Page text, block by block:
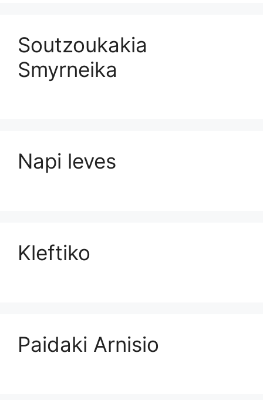
Soutzoukakia
Smyrneika
Napi leves
Kleftiko
Paidaki Arnisio